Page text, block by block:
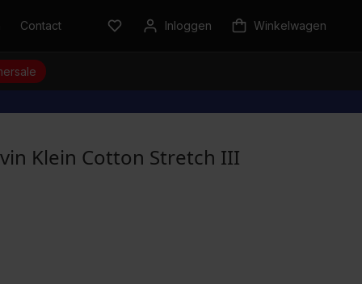
Contact Inloggen Winkelwagen
Klein Cotton Stretch III